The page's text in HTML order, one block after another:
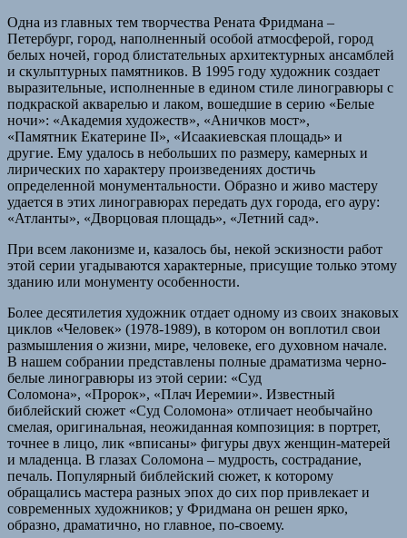
Одна из главных тем творчества Рената Фридмана –
Петербург, город, наполненный особой атмосферой, город
белых ночей, город блистательных архитектурных ансамблей
и скульптурных памятников. В 1995 году художник создает
выразительные, исполненные в едином стиле линогравюры с
подкраской акварелью и лаком, вошедшие в серию «Белые
ночи»: «Академия художеств», «Аничков мост»,
«Памятник Екатерине II», «Исаакиевская площадь» и
другие. Ему удалось в небольших по размеру, камерных и
лирических по характеру произведениях достичь
определенной монументальности. Образно и живо мастеру
удается в этих линогравюрах передать дух города, его ауру:
«Атланты», «Дворцовая площадь», «Летний сад».
При всем лаконизме и, казалось бы, некой эскизности работ
этой серии угадываются характерные, присущие только этому
зданию или монументу особенности.
Более десятилетия художник отдает одному из своих знаковых
циклов «Человек» (1978-1989), в котором он воплотил свои
размышления о жизни, мире, человеке, его духовном начале.
В нашем собрании представлены полные драматизма черно-
белые линогравюры из этой серии: «Суд
Соломона», «Пророк», «Плач Иеремии». Известный
библейский сюжет «Суд Соломона» отличает необычайно
смелая, оригинальная, неожиданная композиция: в портрет,
точнее в лицо, лик «вписаны» фигуры двух женщин-матерей
и младенца. В глазах Соломона – мудрость, сострадание,
печаль. Популярный библейский сюжет, к которому
обращались мастера разных эпох до сих пор привлекает и
современных художников; у Фридмана он решен ярко,
образно, драматично, но главное, по-своему.